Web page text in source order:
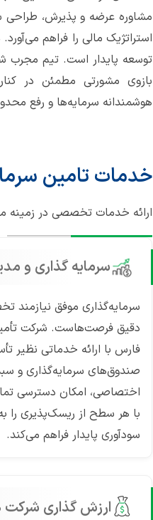
مشاوره عرضه و پذیرش، طراحی
استراتژیک مالی را فراهم
توسعه پایدار است. تیم مجرب
بازوی مشورتی مطمئن در
هوشمندانه سرمایه‌ها و رفع
خدمات تامین
ارائه خدمات تخصصی در زمینه
سرمایه گذاری و
سرمایه‌گذاری موفق
دقیق فرصت‌هاست. شرکت
فارس با ارائه خدماتی نظیر
صندوق‌های سرمایه‌گذاری و
اختصاصی، امکان دسترسی
با هر سطح از ریسک‌پذیری را
سودآوری پایدار فراهم می‌کند.
ارزش گذاری شرکت